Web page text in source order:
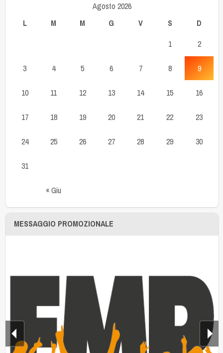
Agosto 2026
L
M M G V S D
« Giu
1 2
3 4 5 6 7 8 9
10 11 12 13 14 15 16
17 18 19 20 21 22 23
24 25 26 27 28 29 30
31
MESSAGGIO PROMOZIONALE